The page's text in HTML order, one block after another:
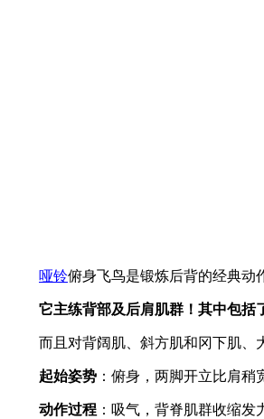
哑铃俯身飞鸟是锻炼后背的经典动
它主练背部及后肩肌群！其中包括
而且对背阔肌、斜方肌和冈下肌、
起始姿势 ：俯身，两脚开立比肩
动作过程 ：吸气，背脊肌群收缩